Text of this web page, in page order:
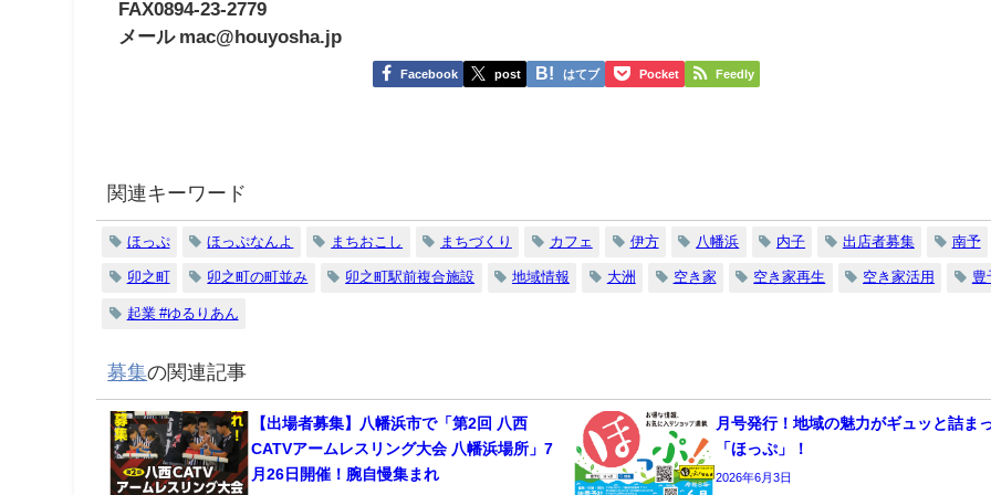
FAX0894-23-2779
メール mac@houyosha.jp
Facebook post はてブ Pocket Feedly
関連キーワード
ほっぷ ほっぷなんよ まちおこし まちづくり カフェ 伊方 八幡浜 内子 出店者募集 南予
卯之町 卯之町の町並み 卯之町駅前複合施設 地域情報 大洲 空き家 空き家再生 空き家活用 豊
起業 #ゆるりあん
募集の関連記事
【出場者募集】八幡浜市で「第2回 八西
CATVアームレスリング大会 八幡浜場所」7
月26日開催！腕自慢集まれ
月号発行！地域の魅力がギュッと詰ま
「ほっぷ」！
2026年6月3日